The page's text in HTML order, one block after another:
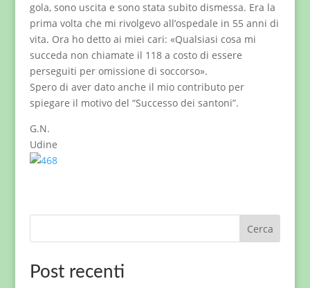
gola, sono uscita e sono stata subito dismessa. Era la
prima volta che mi rivolgevo all’ospedale in 55 anni di
vita. Ora ho detto ai miei cari: «Qualsiasi cosa mi
succeda non chiamate il 118 a costo di essere
perseguiti per omissione di soccorso».
Spero di aver dato anche il mio contributo per
spiegare il motivo del “Successo dei santoni”.
G.N.
Udine
Cerca
Post recenti